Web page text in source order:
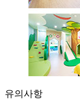
유의사항